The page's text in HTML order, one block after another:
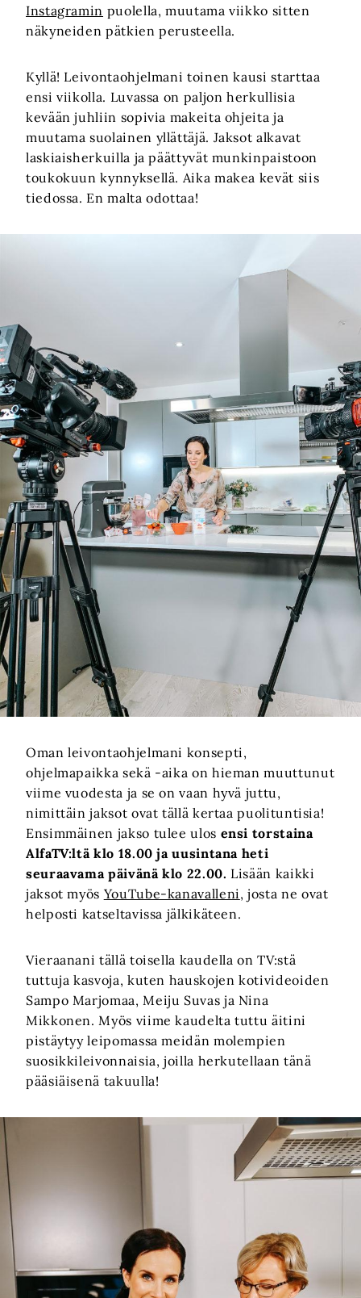
Instagramin puolella, muutama viikko sitten
näkyneiden pätkien perusteella.
Kyllä! Leivontaohjelmani toinen kausi starttaa
ensi viikolla. Luvassa on paljon herkullisia
kevään juhliin sopivia makeita ohjeita ja
muutama suolainen yllättäjä. Jaksot alkavat
laskiaisherkuilla ja päättyvät munkinpaistoon
toukokuun kynnyksellä. Aika makea kevät siis
tiedossa. En malta odottaa!
Oman leivontaohjelmani konsepti,
ohjelmapaikka sekä -aika on hieman muuttunut
viime vuodesta ja se on vaan hyvä juttu,
nimittäin jaksot ovat tällä kertaa puolituntisia!
Ensimmäinen jakso tulee ulos ensi torstaina
AlfaTV:ltä klo 18.00 ja uusintana heti
seuraavama päivänä klo 22.00. Lisään kaikki
jaksot myös YouTube-kanavalleni , josta ne ovat
helposti katseltavissa jälkikäteen.
Vieraanani tällä toisella kaudella on TV:stä
tuttuja kasvoja, kuten hauskojen kotivideoiden
Sampo Marjomaa, Meiju Suvas ja Nina
Mikkonen. Myös viime kaudelta tuttu äitini
pistäytyy leipomassa meidän molempien
suosikkileivonnaisia, joilla herkutellaan tänä
pääsiäisenä takuulla!